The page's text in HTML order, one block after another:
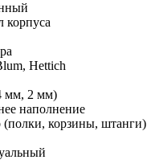
корпуса
Hettich
мм, 2 мм)
наполнение
(полки, корзины, штанги)